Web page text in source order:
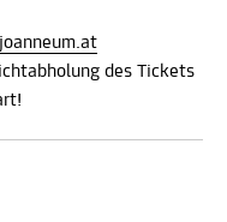
des Tickets